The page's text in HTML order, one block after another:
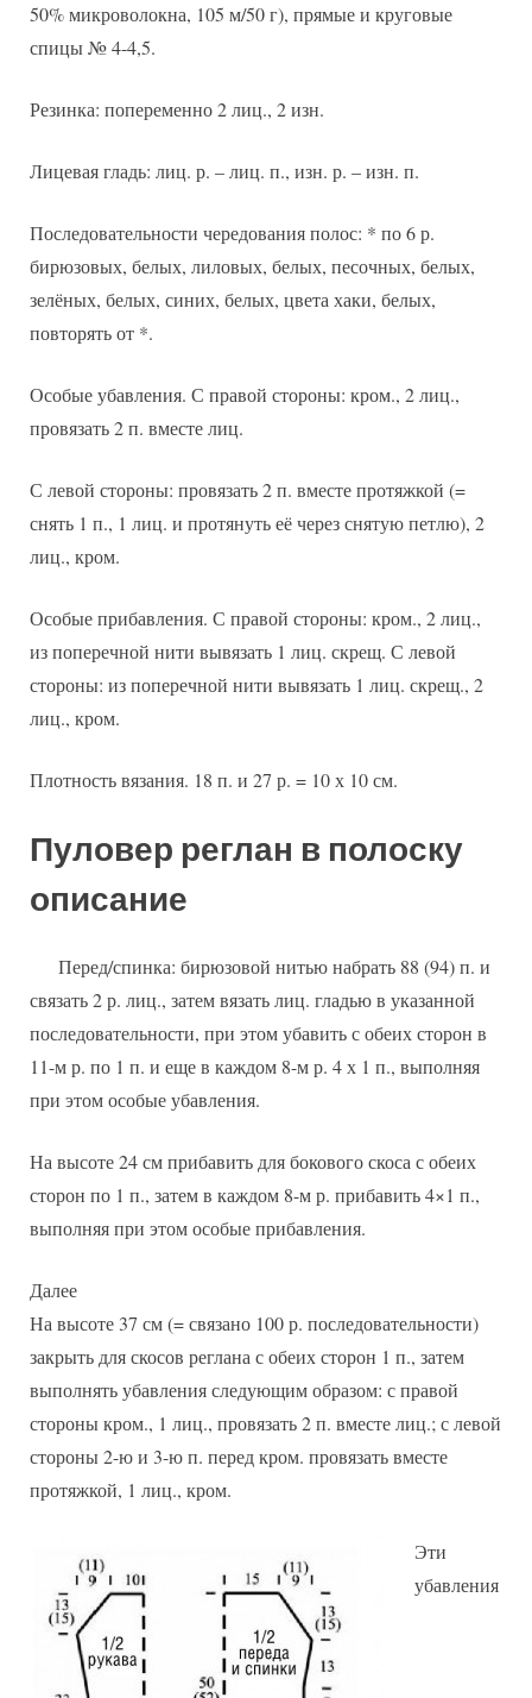
50% микроволокна, 105 м/50 г), прямые и круговые
спицы № 4-4,5.
Резинка: попеременно 2 лиц., 2 изн.
Лицевая гладь: лиц. р. – лиц. п., изн. р. – изн. п.
Последовательности чередования полос: * по 6 р.
бирюзовых, белых, лиловых, белых, песочных, белых,
зелёных, белых, синих, белых, цвета хаки, белых,
повторять от *.
Особые убавления. С правой стороны: кром., 2 лиц.,
провязать 2 п. вместе лиц.
С левой стороны: провязать 2 п. вместе протяжкой (=
снять 1 п., 1 лиц. и протянуть её через снятую петлю), 2
лиц., кром.
Особые прибавления. С правой стороны: кром., 2 лиц.,
из поперечной нити вывязать 1 лиц. скрещ. С левой
стороны: из поперечной нити вывязать 1 лиц. скрещ., 2
лиц., кром.
Плотность вязания. 18 п. и 27 р. = 10 х 10 см.
Пуловер реглан в полоску
описание
Перед/спинка: бирюзовой нитью набрать 88 (94) п. и
связать 2 р. лиц., затем вязать лиц. гладью в указанной
последовательности, при этом убавить с обеих сторон в
11-м р. по 1 п. и еще в каждом 8-м р. 4 х 1 п., выполняя
при этом особые убавления.
На высоте 24 см прибавить для бокового скоса с обеих
сторон по 1 п., затем в каждом 8-м р. прибавить 4×1 п.,
выполняя при этом особые прибавления.
Далее
На высоте 37 см (= связано 100 р. последовательности)
закрыть для скосов реглана с обеих сторон 1 п., затем
выполнять убавления следующим образом: с правой
стороны кром., 1 лиц., провязать 2 п. вместе лиц.; с левой
стороны 2-ю и 3-ю п. перед кром. провязать вместе
протяжкой, 1 лиц., кром.
Эти
убавления